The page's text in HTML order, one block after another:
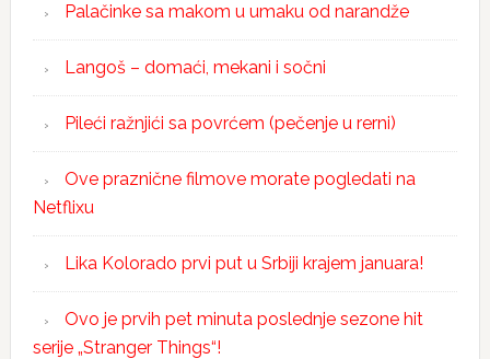
Palačinke sa makom u umaku od narandže
Langoš – domaći, mekani i sočni
Pileći ražnjići sa povrćem (pečenje u rerni)
Ove praznične filmove morate pogledati na
Netflixu
Lika Kolorado prvi put u Srbiji krajem januara!
Ovo je prvih pet minuta poslednje sezone hit
serije „Stranger Things“!